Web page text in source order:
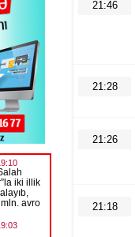
21:46
21:28
21:26
21:18